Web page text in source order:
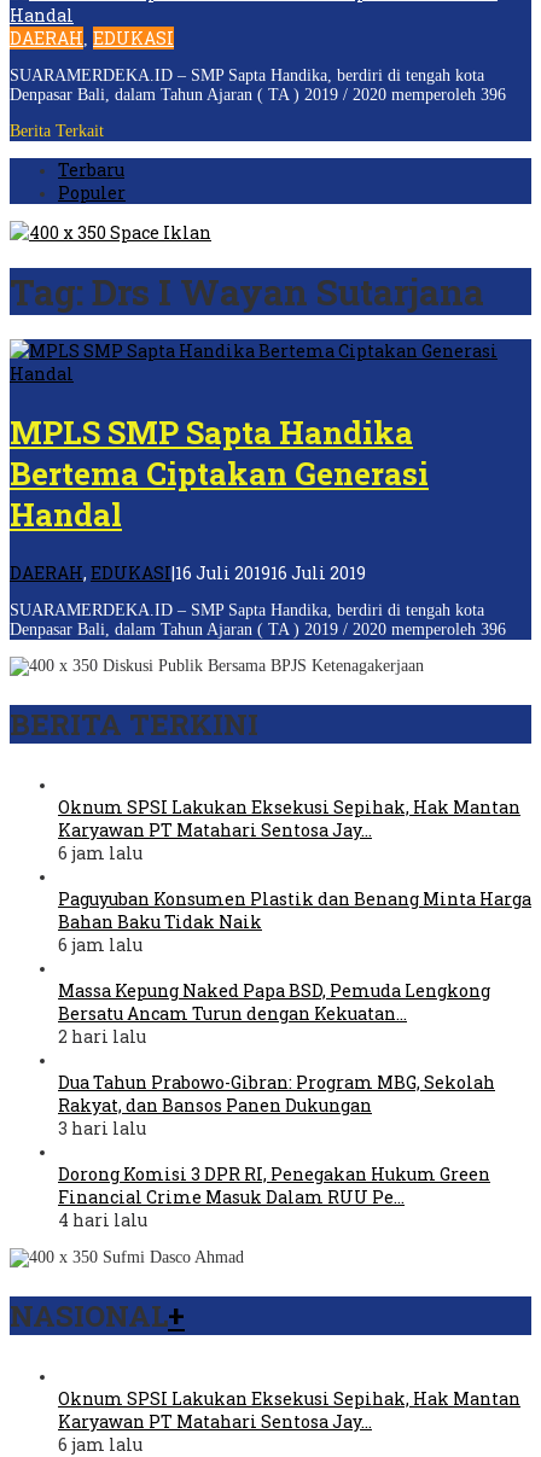
DAERAH, EDUKASI
SUARAMERDEKA.ID – SMP Sapta Handika, berdiri di tengah kota
Denpasar Bali, dalam Tahun Ajaran ( TA ) 2019 / 2020 memperoleh 396
Berita Terkait
Terbaru
Populer
Tag: Drs I Wayan Sutarjana
MPLS SMP Sapta Handika
Bertema Ciptakan Generasi
Handal
DAERAH, EDUKASI|16 Juli 201916 Juli 2019
SUARAMERDEKA.ID – SMP Sapta Handika, berdiri di tengah kota
Denpasar Bali, dalam Tahun Ajaran ( TA ) 2019 / 2020 memperoleh 396
BERITA TERKINI
Oknum SPSI Lakukan Eksekusi Sepihak, Hak Mantan
Karyawan PT Matahari Sentosa Jay…
6 jam lalu
Paguyuban Konsumen Plastik dan Benang Minta Harga
Bahan Baku Tidak Naik
6 jam lalu
Massa Kepung Naked Papa BSD, Pemuda Lengkong
Bersatu Ancam Turun dengan Kekuatan…
2 hari lalu
Dua Tahun Prabowo-Gibran: Program MBG, Sekolah
Rakyat, dan Bansos Panen Dukungan
3 hari lalu
Dorong Komisi 3 DPR RI, Penegakan Hukum Green
Financial Crime Masuk Dalam RUU Pe…
4 hari lalu
NASIONAL+
Oknum SPSI Lakukan Eksekusi Sepihak, Hak Mantan
Karyawan PT Matahari Sentosa Jay…
6 jam lalu